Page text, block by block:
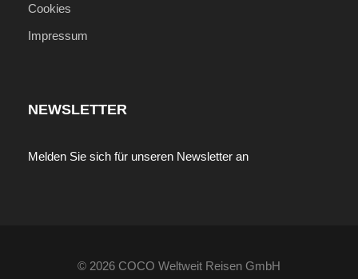
Cookies
Impressum
NEWSLETTER
Melden Sie sich für unseren Newsletter an
© 2026 COCO Weltweit Reisen GmbH